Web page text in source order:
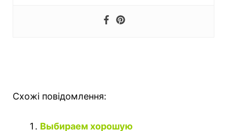
Схожі повідомлення:
Выбираем хорошую